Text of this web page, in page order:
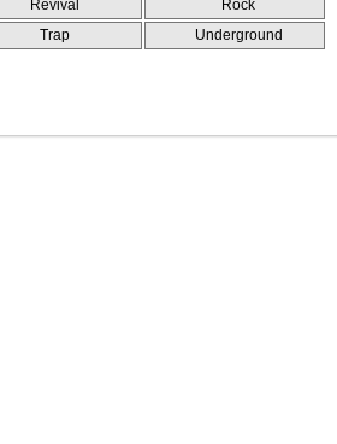
Revival
Rock
Trap
Underground